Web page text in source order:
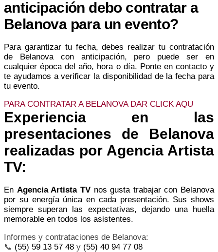
anticipación debo contratar a
Belanova para un evento?
Para garantizar tu fecha, debes realizar tu contratación
de Belanova con anticipación, pero puede ser en
cualquier época del año, hora o día. Ponte en contacto y
te ayudamos a verificar la disponibilidad de la fecha para
tu evento.
PARA CONTRATAR A BELANOVA DAR CLICK AQU
Experiencia en las
presentaciones de Belanova
realizadas por Agencia Artista
TV:
En Agencia Artista TVnos gusta trabajar con Belanova
por su energía única en cada presentación. Sus shows
siempre superan las expectativas, dejando una huella
memorable en todos los asistentes.
Informes y contrataciones de Belanova:
📞 (55) 59 13 57 48 y (55) 40 94 77 08